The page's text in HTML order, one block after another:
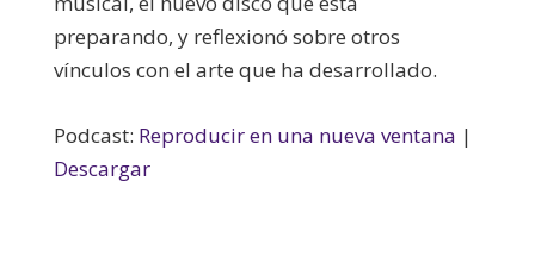
preparando, y reflexionó sobre otros
vínculos con el arte que ha desarrollado.
Podcast: Reproducir en una nueva ventana |
Descargar